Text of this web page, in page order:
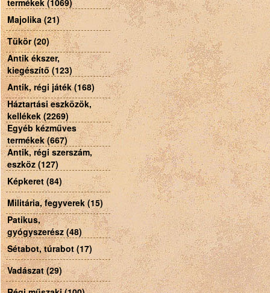
termékek (1069)
Majolika (21)
Tükör (20)
Antik ékszer,
kiegészítő (123)
Antik, régi játék (168)
Háztartási eszközök,
kellékek (2269)
Egyéb kézműves
termékek (667)
Antik, régi szerszám,
eszköz (127)
Képkeret (84)
Militária, fegyverek (15)
Patikus,
gyógyszerész (48)
Sétabot, túrabot (17)
Vadászat (29)